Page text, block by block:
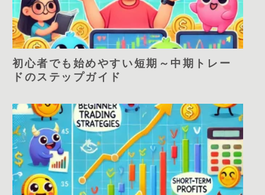
初心者でも始めやすい短期～中期トレー
ドのステップガイド